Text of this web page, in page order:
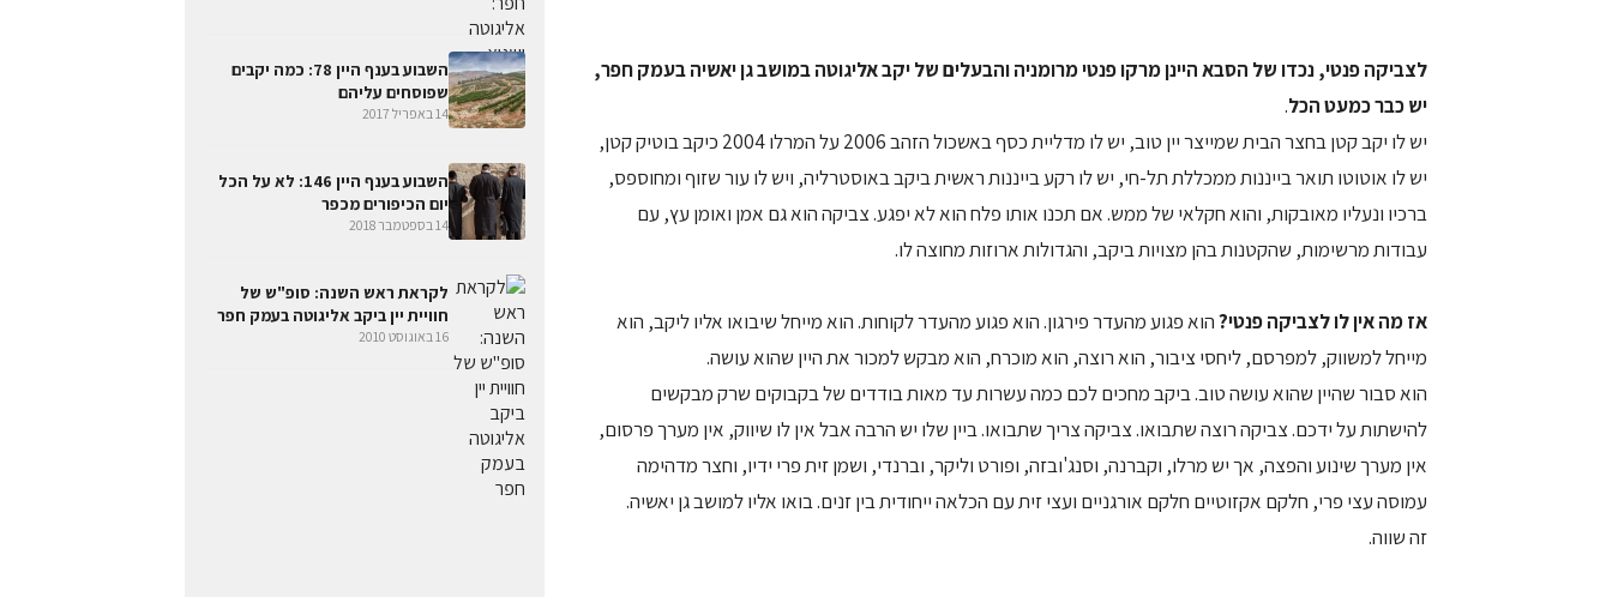
לצביקה פנטי, נכדו של הסבא היינן מרקו פנטי מרומניה והבעלים של יקב אליגוטה במושב גן יאשיה בעמק חפר,
יש כבר כמעט הכל.
יש לו יקב קטן בחצר הבית שמייצר יין טוב, יש לו מדליית כסף באשכול הזהב 2006 על המרלו 2004 כיקב בוטיק קטן,
יש לו אוטוטו תואר בייננות ממכללת תל-חי, יש לו רקע בייננות ראשית ביקב באוסטרליה, ויש לו עור שזוף ומחוספס,
ברכיו ונעליו מאובקות, והוא חקלאי של ממש. אם תכנו אותו פלח הוא לא יפגע. צביקה הוא גם אמן ואומן עץ, עם
עבודות מרשימות, שהקטנות בהן מצויות ביקב, והגדולות ארוזות מחוצה לו.
אז מה אין לו לצביקה פנטי?הוא פגוע מהעדר פירגון. הוא פגוע מהעדר לקוחות. הוא מייחל שיבואו אליו ליקב, הוא
מייחל למשווק, למפרסם, ליחסי ציבור, הוא רוצה, הוא מוכרח, הוא מבקש למכור את היין שהוא עושה.
הוא סבור שהיין שהוא עושה טוב. ביקב מחכים לכם כמה עשרות עד מאות בודדים של בקבוקים שרק מבקשים
להישתות על ידכם. צביקה רוצה שתבואו. צביקה צריך שתבואו. ביין שלו יש הרבה אבל אין לו שיווק, אין מערך פרסום,
אין מערך שינוע והפצה, אך יש מרלו, וקברנה, וסנג'ובזה, ופורט וליקר, וברנדי, ושמן זית פרי ידיו, וחצר מדהימה
עמוסה עצי פרי, חלקם אקזוטיים חלקם אורגניים ועצי זית עם הכלאה ייחודית בין זנים. בואו אליו למושב גן יאשיה.
זה שווה.
השבוע בענף היין 78: כמה יקבים
שפוסחים עליהם
14 באפריל 2017
השבוע בענף היין 146: לא על הכל
יום הכיפורים מכפר
14 בספטמבר 2018
לקראת ראש השנה: סופ"ש של
חוויית יין ביקב אליגוטה בעמק חפר
16 באוגוסט 2010